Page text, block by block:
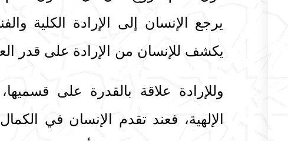
يرجع الإنسان إلى الإرادة الكلية
يكشف للإنسان من الإرادة على قدر
وللإرادة علاقة بالقدرة على
الإلهية، فعند تقدم الإنسان في